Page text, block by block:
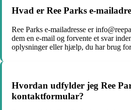
Hvad er Ree Parks e-
Ree Parks e-mailadresse er
dem en e-mail og forvente et svar
oplysninger eller hjælp, du har brug
Hvordan udfylder jeg Ree
kontaktformular?